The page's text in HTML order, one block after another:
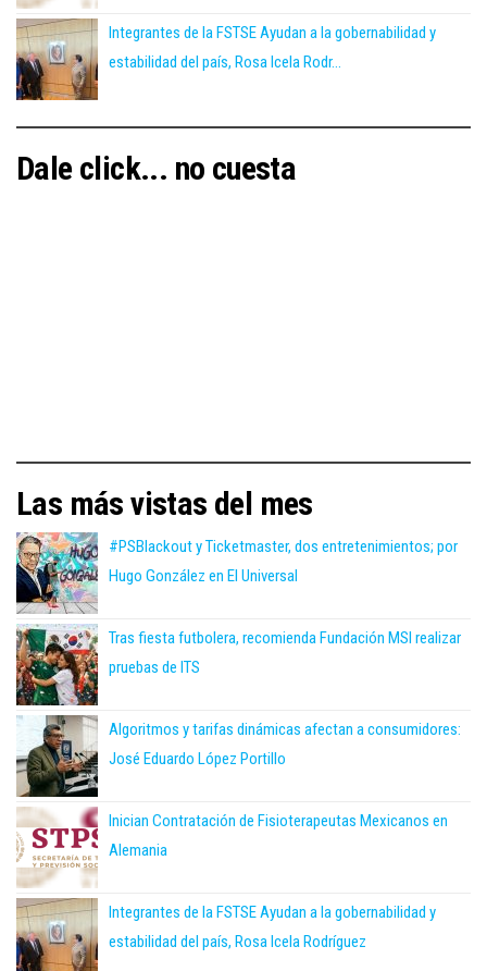
Integrantes de la FSTSE Ayudan a la gobernabilidad y
estabilidad del país, Rosa Icela Rodr...
Dale click... no cuesta
Las más vistas del mes
#PSBlackout y Ticketmaster, dos entretenimientos; por
Hugo González en El Universal
Tras fiesta futbolera, recomienda Fundación MSI realizar
pruebas de ITS
Algoritmos y tarifas dinámicas afectan a consumidores:
José Eduardo López Portillo
Inician Contratación de Fisioterapeutas Mexicanos en
Alemania
Integrantes de la FSTSE Ayudan a la gobernabilidad y
estabilidad del país, Rosa Icela Rodríguez